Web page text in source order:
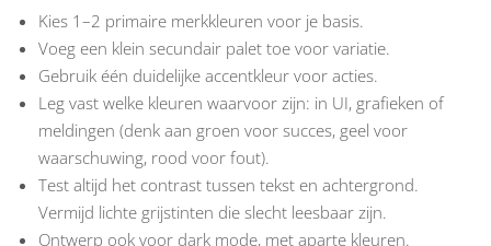
Kies 1–2 primaire merkkleuren voor je basis.
Voeg een klein secundair palet toe voor variatie.
Gebruik één duidelijke accentkleur voor acties.
Leg vast welke kleuren waarvoor zijn: in UI, grafieken of
meldingen (denk aan groen voor succes, geel voor
waarschuwing, rood voor fout).
Test altijd het contrast tussen tekst en achtergrond.
Vermijd lichte grijstinten die slecht leesbaar zijn.
Ontwerp ook voor dark mode, met aparte kleuren.